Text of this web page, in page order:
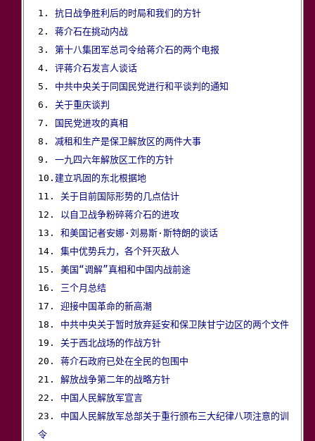
1. 抗日战争胜利后的时局和我们的方针
2. 蒋介石在挑动内战
3. 第十八集团军总司令给蒋介石的两个电报
4. 评蒋介石发言人谈话
5. 中共中央关于同国民党进行和平谈判的通知
6. 关于重庆谈判
7.
国民党进攻的真相
8. 减租和生产是保卫解放区的两件大事
9. 一九四六年解放区工作的方针
10. 建立巩固的东北根据地
11. 关于目前国际形势的几点估计
12. 以自卫战争粉碎蒋介石的进攻
13. 和美国记者安娜·刘易斯·斯特朗的谈话
14. 集中优势兵力，各个歼灭敌人
15. 美国“调解”真相和中国内战前途
16. 三个月总结
17. 迎接中国革命的新高潮
18. 中共中央关于暂时放弃延安和保卫陕甘宁边区的两个文件
19. 关于西北战场的作战方针
20. 蒋介石政府已处在全民的包围中
21. 解放战争第二年的战略方针
22. 中国人民解放军宣言
23. 中国人民解放军总部关于重行颁布三大纪律八项注意的训
令